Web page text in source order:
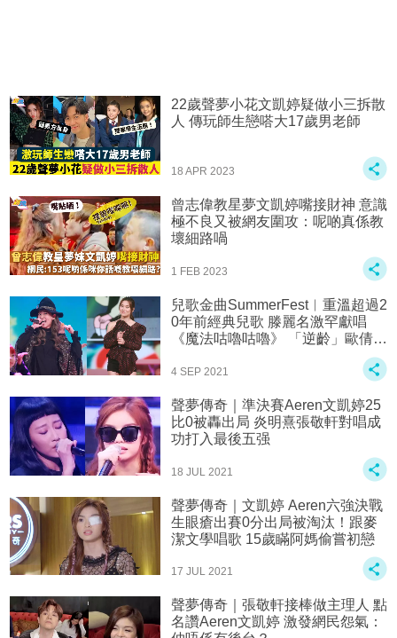
22歲聲夢小花文凱婷疑做小三拆散
人 傳玩師生戀嗒大17歲男老師
18 APR 2023
曾志偉教星夢文凱婷嘴接財神 意識
極不良又被網友圍攻：呢啲真係教
壞細路喎
1 FEB 2023
兒歌金曲SummerFest︱重溫超過2
0年前經典兒歌 滕麗名激罕獻唱
《魔法咕嚕咕嚕》 「逆齡」歐倩怡
4 SEP 2021
聲夢傳奇｜準決賽Aeren文凱婷25
比0被轟出局 炎明熹張敬軒對唱成
功打入最後五强
18 JUL 2021
聲夢傳奇｜文凱婷 Aeren六強決戰
生眼瘡出賽0分出局被淘汰！跟麥
潔文學唱歌 15歲瞞阿媽偷嘗初戀
17 JUL 2021
聲夢傳奇｜張敬軒接棒做主理人 點
名讚Aeren文凱婷 激發網民怨氣：